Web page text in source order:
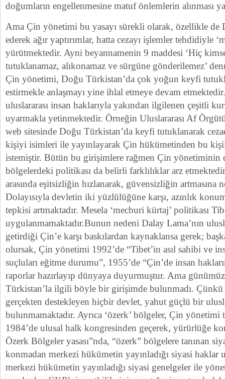
doğumların engellenmesine matuf önlemlerin alınması
Ama Çin yönetimi bu yasayı sürekli olarak, özellikle de
ederek ağır yaptırımlar, hatta cezayı işlemler tehdidiyle
yürütmektedir. Ayni beyannamenin 9 maddesi ‘Hiç
tutuklanamaz, alıkonamaz ve sürgüne gönderilemez’
Çin yönetimi, Doğu Türkistan’da çok yoğun keyfi
estirmekle anlaşmayı yine ihlal etmeye devam
uluslararası insan haklarıyla yakından ilgilenen çeşitli
uyarmakla yetinmektedir. Örneğin Uluslararası Af
web sitesinde Doğu Türkistan’da keyfi tutuklanarak
kişiyi isimleri ile yayınlayarak Çin hükümetinden bu
istemiştir. Bütün bu girişimlere rağmen Çin yönetiminin
bölgelerdeki politikası da belirli farklılıklar arz
arasında eşitsizliğin hızlanarak, güvensizliğin artmasına
Dolayısıyla devletin iki yüzlülüğüne karşı, azınlık
tepkisi artmaktadır. Mesela ‘mecburi kürtaj’ politikası
uygulanmamaktadır.Bunun nedeni Dalay Lama’nın
getirdiği Çin’e karşı baskılardan kaynaklansa gerek;
olursak, Çin yönetimi 1992’de “Tibet’in asıl sahibi ve
suçluları eğitme durumu”, 1955’de “Çin’de insan
raporlar hazırlayıp dünyaya duyurmuştur. Ama
Türkistan’la ilgili böyle bir girişimde bulunmadı. Çünkü
gerçekten destekleyen hiçbir devlet, yahut güçlü bir
bulunmamaktadır. Ayrıca ‘özerk’ bölgeler, Çin yönetimi
1984’de ulusal halk kongresinden geçerek, yürürlüğe
Özerk Bölgeler yasası”nda, “özerk” bölgelere tanınan
konmadan merkezi hükümetin yayınladığı siyasi haklar
merkezi hükümetin yayınladığı siyasi genelgeler ile